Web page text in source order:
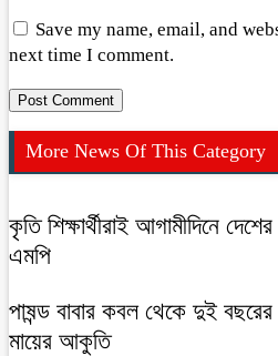
Save my name, email, and
next time I comment.
More News Of This Category
কৃতি শিক্ষার্থীরাই আগামীদিনে
এমপি
পাষন্ড বাবার কবল থেকে দুই
মায়ের আকুতি